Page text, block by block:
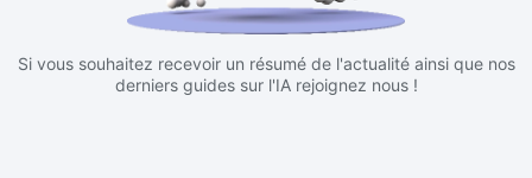
Si vous souhaitez recevoir un résumé de l'actualité ainsi que nos
derniers guides sur l'IA rejoignez nous !